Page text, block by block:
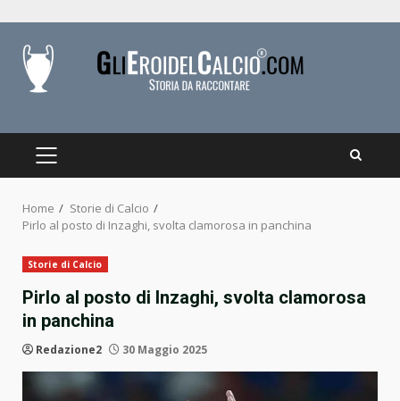
content
PRIMARY
Home
Storie di Calcio
Pirlo al posto di Inzaghi, svolta clamorosa in panchina
Storie di Calcio
Pirlo al posto di Inzaghi, svolta clamorosa
in panchina
Redazione2 30 Maggio 2025